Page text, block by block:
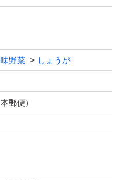
すが配送中の乾燥など
ございます。予めご了承
予めご了承ください
野菜 しょうが
郵便）